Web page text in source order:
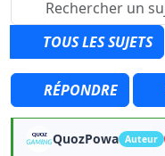
TOUS LES SUJETS
RÉPONDRE
QuozPowa Auteur